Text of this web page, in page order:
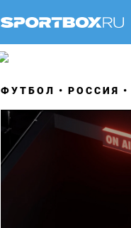
ФУТБОЛ РОССИЯ